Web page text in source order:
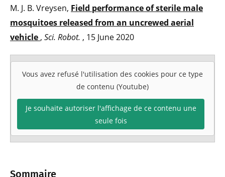
Sommaire
M. J. B. Vreysen, Field performance of sterile male
mosquitoes released from an uncrewed aerial
vehicle , Sci. Robot. , 15 June 2020
Vous avez refusé l'utilisation des cookies pour ce type
de contenu (Youtube)
Je souhaite autoriser l'affichage de ce contenu une
seule fois